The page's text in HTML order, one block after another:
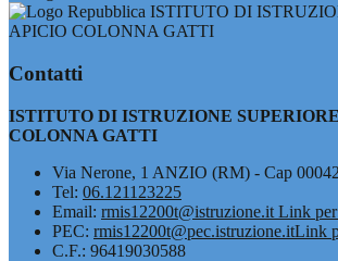
ISTITUTO DI
APICIO COLONNA GATTI
Contatti
ISTITUTO DI ISTRUZIONE
COLONNA GATTI
Via Nerone, 1 ANZIO (RM) - Cap 00042
Tel: 06.121123225
Email: rmis12200t@istruzione.it Link
PEC: rmis12200t@pec.istruzione.itLink
C.F.: 96419030588